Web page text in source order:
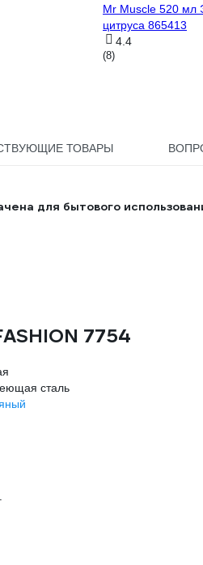
Mr Muscle 520 мл
цитруса 865413
4.4
(8)
ТОВАРЫ
для бытового
7754
сталь